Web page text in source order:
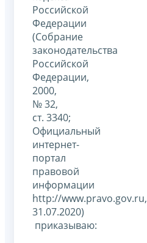
Российской
Федерации
(Собрание
законодательства
Российской
Федерации,
2000,
№ 32,
ст. 3340;
Официальный
интернет-
портал
правовой
информации
http://www.pravo.gov.ru,
31.07.2020)
приказываю: